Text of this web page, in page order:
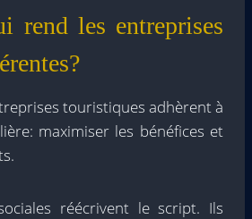
rend les entreprises
touristiques adhèrent à
maximiser les bénéfices et
réécrivent le script. Ils